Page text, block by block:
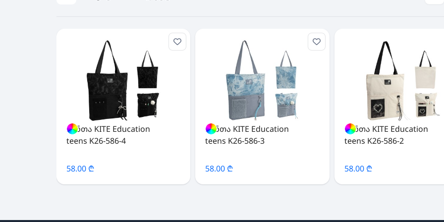
ჩანთა KITE Education
teens K26-586-4
58.00 ₾
ჩანთა KITE Education
teens K26-586-3
58.00 ₾
ჩანთა KITE Education
teens K26-586-2
58.00 ₾